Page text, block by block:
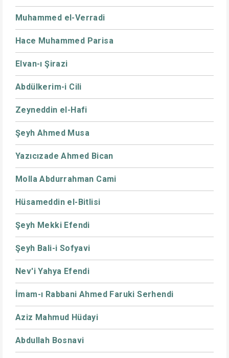
Muhammed el-Verradi
Hace Muhammed Parisa
Elvan-ı Şirazi
Abdülkerim-i Cili
Zeyneddin el-Hafi
Şeyh Ahmed Musa
Yazıcızade Ahmed Bican
Molla Abdurrahman Cami
Hüsameddin el-Bitlisi
Şeyh Mekki Efendi
Şeyh Bali-i Sofyavi
Nev'i Yahya Efendi
İmam-ı Rabbani Ahmed Faruki Serhendi
Aziz Mahmud Hüdayi
Abdullah Bosnavi